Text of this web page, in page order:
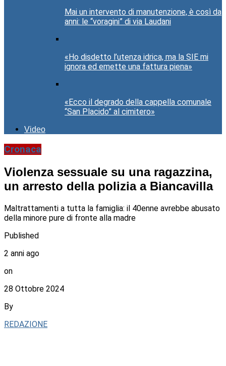
Mai un intervento di manutenzione, è così da
anni: le “voragini” di via Laudani
«Ho disdetto l’utenza idrica, ma la SIE mi
ignora ed emette una fattura piena»
«Ecco il degrado della cappella comunale
“San Placido” al cimitero»
Video
Cronaca
Violenza sessuale su una ragazzina,
un arresto della polizia a Biancavilla
Maltrattamenti a tutta la famiglia: il 40enne avrebbe abusato
della minore pure di fronte alla madre
Published
2 anni ago
on
28 Ottobre 2024
By
REDAZIONE